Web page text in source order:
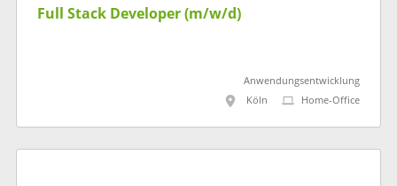
Full Stack Developer (m/w/d)
Anwendungsentwicklung
Köln
Home-Office